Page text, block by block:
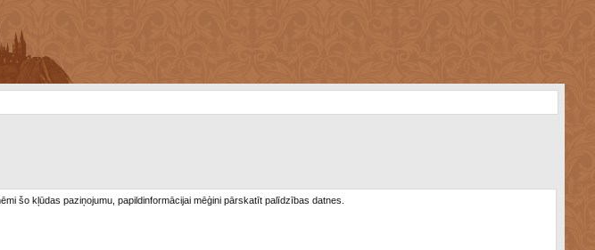
šo kļūdas paziņojumu, papildinformācijai mēģini pārskatīt palīdzības datnes.